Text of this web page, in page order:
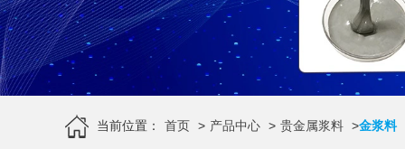
当前位置： 首页 > 产品中心 > 贵金属浆料 >金浆料